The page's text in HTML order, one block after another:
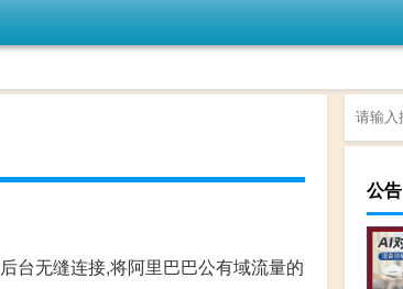
台无缝连接,将阿里巴巴公有域流量的
公告